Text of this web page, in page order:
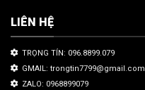
LIÊN HỆ
TRỌNG TÍN: 096.8899.079
GMAIL: trongtin7799@gmail.com
ZALO: 0968899079